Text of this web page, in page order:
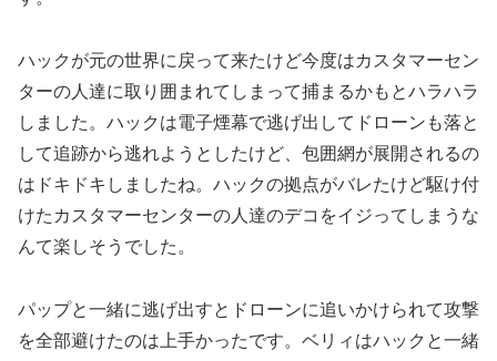
ハックが元の世界に戻って来たけど今度はカスタマーセン
ターの人達に取り囲まれてしまって捕まるかもとハラハラ
しました。ハックは電子煙幕で逃げ出してドローンも落と
して追跡から逃れようとしたけど、包囲網が展開されるの
はドキドキしましたね。ハックの拠点がバレたけど駆け付
けたカスタマーセンターの人達のデコをイジってしまうな
んて楽しそうでした。
パップと一緒に逃げ出すとドローンに追いかけられて攻撃
を全部避けたのは上手かったです。ベリィはハックと一緒